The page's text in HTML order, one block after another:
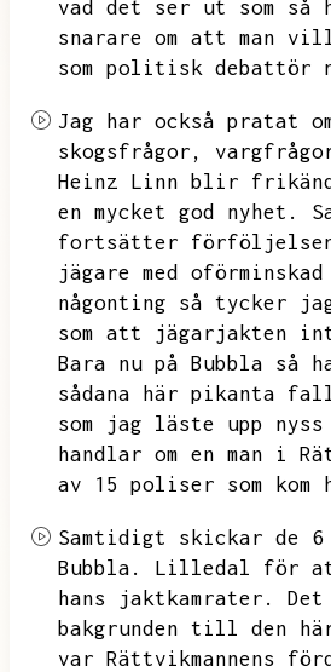
vad det ser ut som så
snarare om att man
som politisk debattör
Jag har också pratat
skogsfrågor,
Heinz Linn blir
en mycket god nyhet.
fortsätter förföljelsen
jägare med
någonting så tycker
som att jägarjakten
Bara nu på Bubbla så
sådana här pikanta
som jag läste upp nyss
handlar om en man i
av 15 poliser som kom
Samtidigt skickar de
Bubbla.
Lilledal för
hans jaktkamrater.
bakgrunden till den
var Rättvikmannens